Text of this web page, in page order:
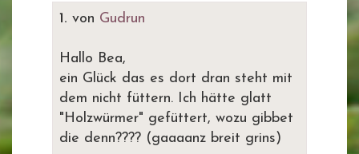
1. von Gudrun
Hallo Bea,
ein Glück das es dort dran steht mit
dem nicht füttern. Ich hätte glatt
"Holzwürmer" gefüttert, wozu gibbet
die denn???? (gaaaanz breit grins)